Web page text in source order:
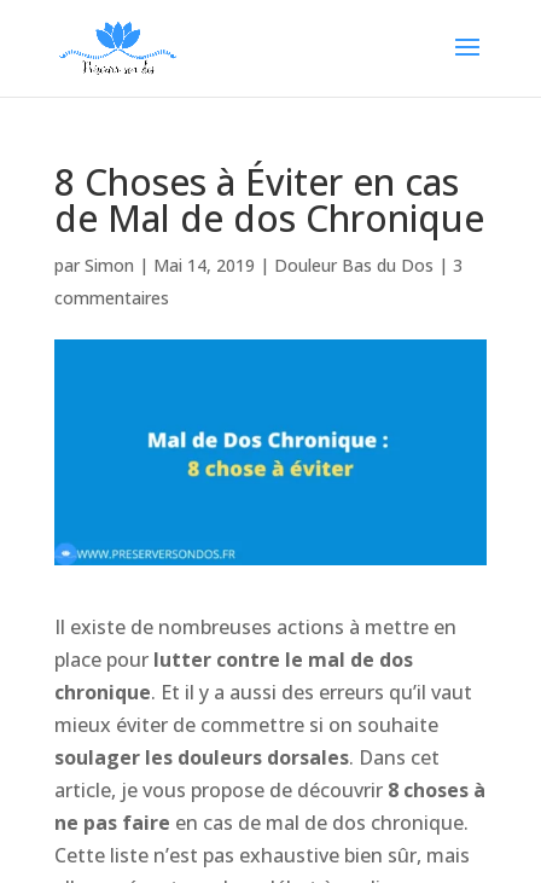
8 Choses à Éviter en cas
de Mal de dos Chronique
par Simon | Mai 14, 2019 | Douleur Bas du Dos | 3
commentaires
Il existe de nombreuses actions à mettre en
place pourlutter contre le mal de dos
chronique. Et il y a aussi des erreurs qu’il vaut
mieux éviter de commettre si on souhaite
soulager les douleurs dorsales. Dans cet
article, je vous propose de découvrir 8 choses à
ne pas faire en cas de mal de dos chronique.
Cette liste n’est pas exhaustive bien sûr, mais